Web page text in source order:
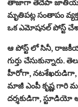
తాజాగా తెదేపా జాతీయ
మృతిపట్ల సంతాపం
ఒక ఎమోషనల్ పోస్ట్
ఆ పోస్ట్ లో సినీ,
గుర్తు
హీరోగా, నటశేఖరుడిగా,
మాజీ ఎంపీ కృష్ణ గారి
దర్శకుడిగా, స్టూడియో